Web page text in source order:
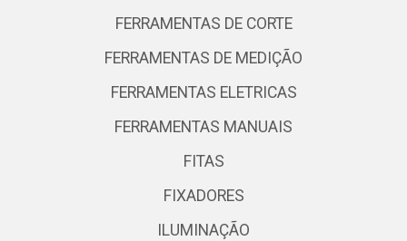
FERRAMENTAS DE CORTE
FERRAMENTAS DE MEDIÇÃO
FERRAMENTAS ELETRICAS
FERRAMENTAS MANUAIS
FITAS
FIXADORES
ILUMINAÇÃO